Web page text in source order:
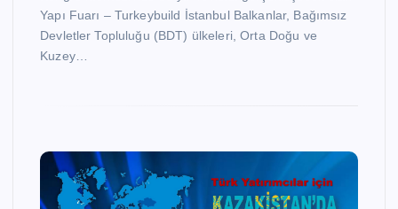
Yapı Fuarı – Turkeybuild İstanbul Balkanlar, Bağımsız
Devletler Topluluğu (BDT) ülkeleri, Orta Doğu ve
Kuzey…